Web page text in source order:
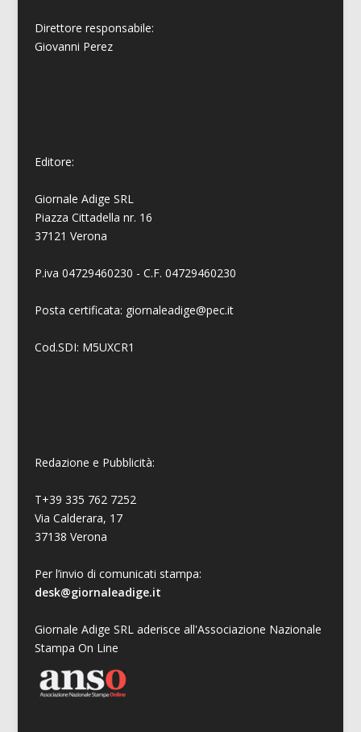
Direttore responsabile:
Giovanni Perez
Editore:
Giornale Adige SRL
Piazza Cittadella nr. 16
37121 Verona
P.iva 04729460230 - C.F. 04729460230
Posta certificata: giornaleadige@pec.it
Cod.SDI: M5UXCR1
Redazione e Pubblicità:
T+39 335 762 7252
Via Calderara, 17
37138 Verona
Per l’invio di comunicati stampa:
desk@giornaleadige.it
Giornale Adige SRL aderisce all'Associazione Nazionale
Stampa On Line